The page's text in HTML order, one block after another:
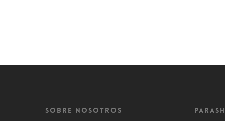
Sobre Nosotros